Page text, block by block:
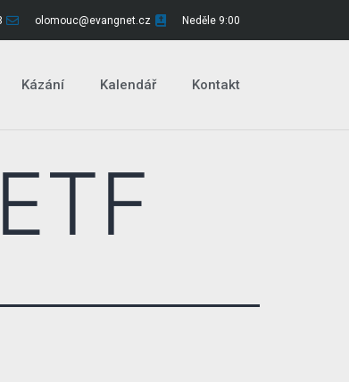
olomouc@evangnet.cz Neděle 9:00
Kázání Kalendář Kontakt